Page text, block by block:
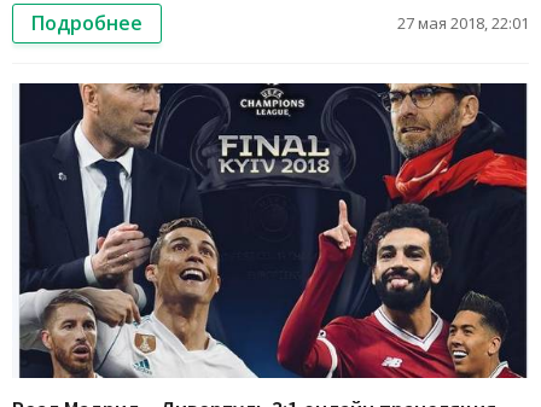
Подробнее 27 мая 2018, 22:01